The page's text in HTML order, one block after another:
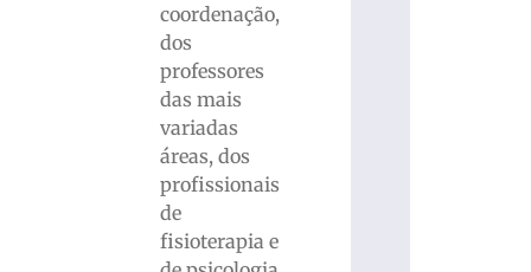
coordenação,
dos
professores
das mais
variadas
áreas, dos
profissionais
de
fisioterapia e